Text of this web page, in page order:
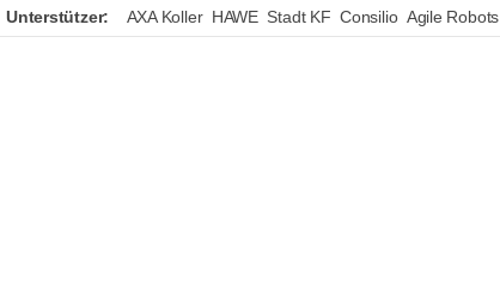
Unterstützer: AXA Koller HAWE Stadt KF Consilio Agile Robots